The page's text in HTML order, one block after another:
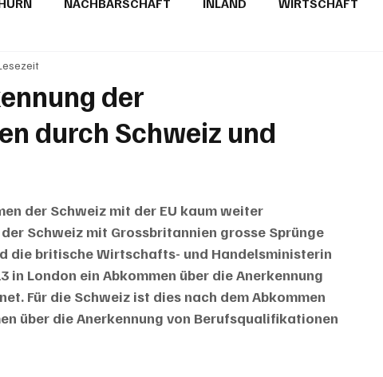
NACHBARSCHAFT INLAND WIRTSCHAFT
der
durch Schweiz und
der Schweiz mit der EU kaum weiter
Schweiz mit Grossbritannien grosse Sprünge
die britische Wirtschafts- und Handelsministerin
in London ein Abkommen über die Anerkennung
Für die Schweiz ist dies nach dem Abkommen
über die Anerkennung von Berufsqualifikationen